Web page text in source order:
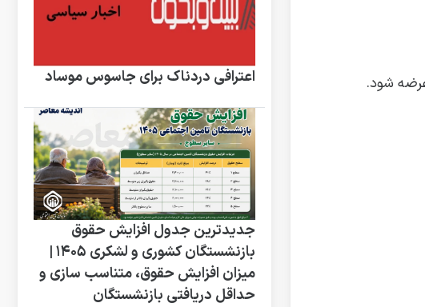
اعترافی دردناک برای جاسوس موساد
جدیدترین جدول افزایش حقوق
بازنشستگان کشوری و لشکری ۱۴۰۵ |
میزان افزایش حقوق، متناسب سازی و
حداقل دریافتی بازنشستگان